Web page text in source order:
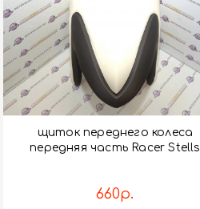
щиток переднего колеса
передняя часть Racer Stells
660р.